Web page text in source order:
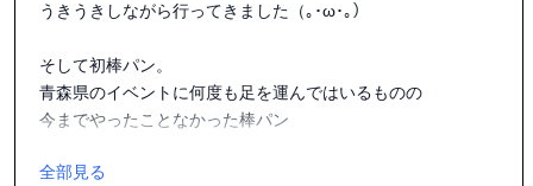
うきうきしながら行ってきました（｡･ω･｡）
そして初棒パン。
青森県のイベントに何度も足を運んではいるものの
今までやったことなかった棒パン
遅い時間に着いたので、いちごと抹茶はなくなっていたけど
全部見る